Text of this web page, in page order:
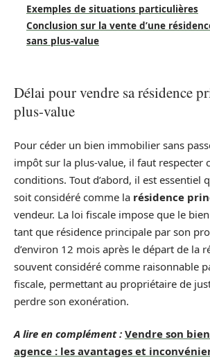
Exemples de situations particulières
Conclusion sur la vente d’une
sans plus-value
Délai pour vendre sa résidence
plus-value
Pour céder un bien immobilier sans
impôt sur la plus-value, il faut respecter
conditions. Tout d’abord, il est essentiel
soit considéré comme la résidence
vendeur. La loi fiscale impose que le
tant que résidence principale par son
d’environ 12 mois après le départ de la
souvent considéré comme raisonnable
fiscale, permettant au propriétaire de
perdre son exonération.
A lire en complément : Vendre son
agence : les avantages et